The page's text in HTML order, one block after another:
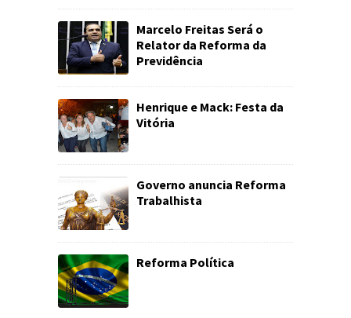
Marcelo Freitas Será o
Relator da Reforma da
Previdência
Henrique e Mack: Festa da
Vitória
Governo anuncia Reforma
Trabalhista
Reforma Política